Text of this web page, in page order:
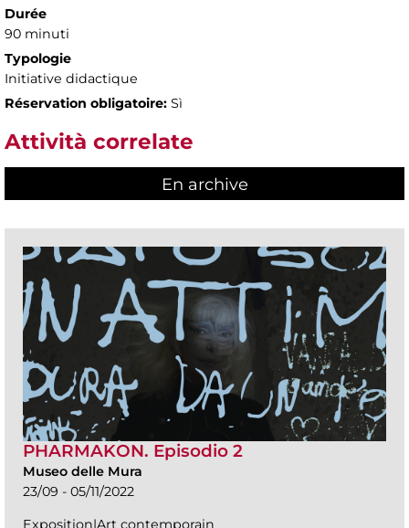
Durée
90 minuti
Typologie
Initiative didactique
Réservation obligatoire: Sì
Attività correlate
En archive
PHARMAKON. Episodio 2
Museo delle Mura
23/09 - 05/11/2022
Exposition|Art contemporain